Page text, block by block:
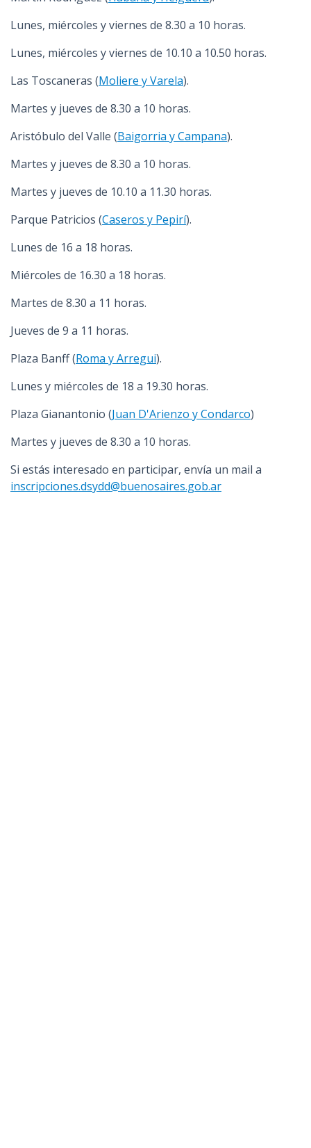
Lunes, miércoles y viernes de 8.30 a 10 horas.
Lunes, miércoles y viernes de 10.10 a 10.50 horas.
Las Toscaneras (Moliere y Varela).
Martes y jueves de 8.30 a 10 horas.
Aristóbulo del Valle (Baigorria y Campana).
Martes y jueves de 8.30 a 10 horas.
Martes y jueves de 10.10 a 11.30 horas.
Parque Patricios (Caseros y Pepirí).
Lunes de 16 a 18 horas.
Miércoles de 16.30 a 18 horas.
Martes de 8.30 a 11 horas.
Jueves de 9 a 11 horas.
Plaza Banff (Roma y Arregui).
Lunes y miércoles de 18 a 19.30 horas.
Plaza Gianantonio (Juan D'Arienzo y Condarco)
Martes y jueves de 8.30 a 10 horas.
Si estás interesado en participar, envía un mail a
inscripciones.dsydd@buenosaires.gob.ar